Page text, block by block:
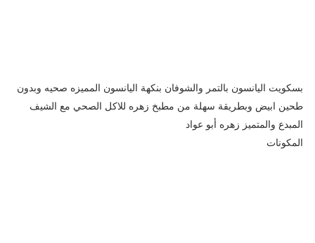
بسكويت اليانسون بالتمر والشوفان بنكهة اليانسون المميزه صحيه وبدون
طحين ابيض وبطريقة سهلة من مطبخ زهره للاكل الصحي مع الشيف
المبدع والمتميز زهره أبو عواد
المكونات